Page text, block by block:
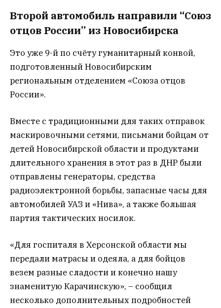
Второй автомобиль направили “Союз
отцов России” из Новосибирска
Это уже 9-й по счёту гуманитарный конвой,
подготовленный Новосибирским
региональным отделением «Союза отцов
России».
Вместе с традиционными для таких отправок
маскировочными сетями, письмами бойцам от
детей Новосибирской области и продуктами
длительного хранения в этот раз в ДНР были
отправлены генераторы, средства
радиоэлектронной борьбы, запасные часы для
автомобилей УАЗ и «Нива», а также большая
партия тактических носилок.
«Для госпиталя в Херсонской области мы
передали матрасы и одеяла, а для бойцов
везем разные сладости и конечно нашу
знаменитую Карачинскую», – сообщил
несколько дополнительных подробностей